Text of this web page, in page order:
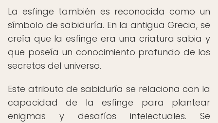
La esfinge también es reconocida como un
símbolo de sabiduría. En la antigua Grecia, se
creía que la esfinge era una criatura sabia y
que poseía un conocimiento profundo de los
secretos del universo.
Este atributo de sabiduría se relaciona con la
capacidad de la esfinge para plantear
enigmas y desafíos intelectuales. Se